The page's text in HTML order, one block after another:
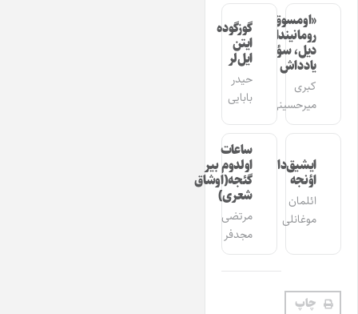
«اومسوق»
رومانیندا
دیل، سؤز،
یادداش
کبری
میرحسینی
گوزگوده
ایتن
ایل‌لر
حیدر
بابایی
ایشیق‌دان
اؤنجه
ائلمان
موغانلی
ساعات
اولدوم بیر
گئجه(اوشاق
شعری)
مرتضی
مجدفر
چاپ